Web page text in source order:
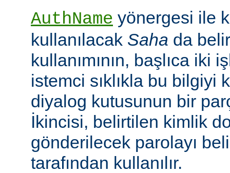
AuthName yönergesi ile
kullanılacak Saha da
kullanımının, başlıca iki
istemci sıklıkla bu bilgiyi
diyalog kutusunun bir
İkincisi, belirtilen kimlik
gönderilecek parolayı
tarafından kullanılır.